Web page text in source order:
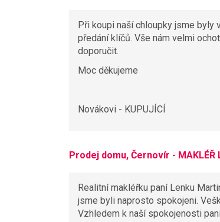
Při koupi naší chloupky jsme byly
předání klíčů. Vše nám velmi
doporučit.
Moc děkujeme
Novákovi - KUPUJÍCÍ
Prodej domu, Černovír -
Realitní makléřku paní Lenku
jsme byli naprosto spokojeni.
Vzhledem k naší spokojenosti